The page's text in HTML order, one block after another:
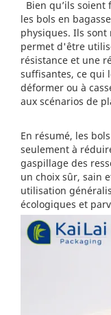
Bien qu’ils
les bols en
physiques. Ils
permet d'être
résistance et une
suffisantes, ce qui
déformer ou à
aux scénarios de
En résumé, les
seulement à
gaspillage des
un choix sûr, sain
utilisation
écologiques et